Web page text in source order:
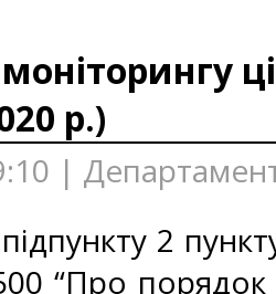
р.)
|
2
“Про порядок